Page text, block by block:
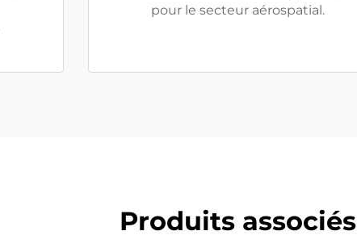
pour le secteur aérospatial.
Produits associés